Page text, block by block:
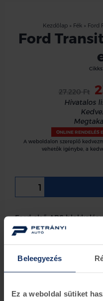
Beleegyezés
Ez a weboldal sütiket
Kezdőlap» Fék» Ford
Ford
27.220 Ft
Hivatalos
ONLINE RENDELÉS
A weboldalon szereplő
vehetők igénybe, a
Ford első ABS
Ford Transit 2014 -2019
Információk